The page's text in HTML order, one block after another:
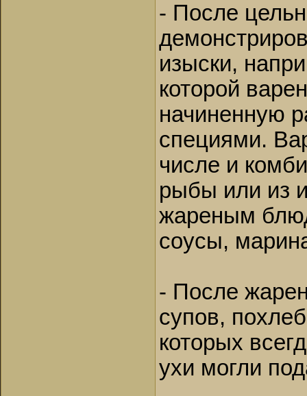
- После
изыски,
которой
начиненную
специями.
числе и
рыбы или из
жареным
соусы,
- После
супов,
которых
ухи могли